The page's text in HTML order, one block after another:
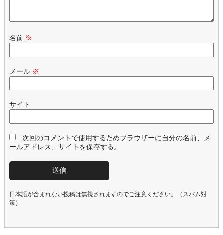
名前 ※
メール ※
サイト
次回のコメントで使用するためブラウザーに自分の名前、メ
ールアドレス、サイトを保存する。
日本語が含まれない投稿は無視されますのでご注意ください。（スパム対
策）